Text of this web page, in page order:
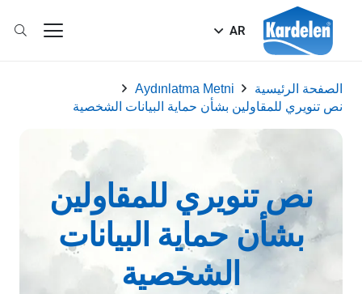
AR
الصفحة الرئيسية
Aydınlatma Metni
نص تنويري للمقاولين بشأن حماية البيانات الشخصية
نص تنويري للمقاولين
بشأن حماية البيانات
الشخصية